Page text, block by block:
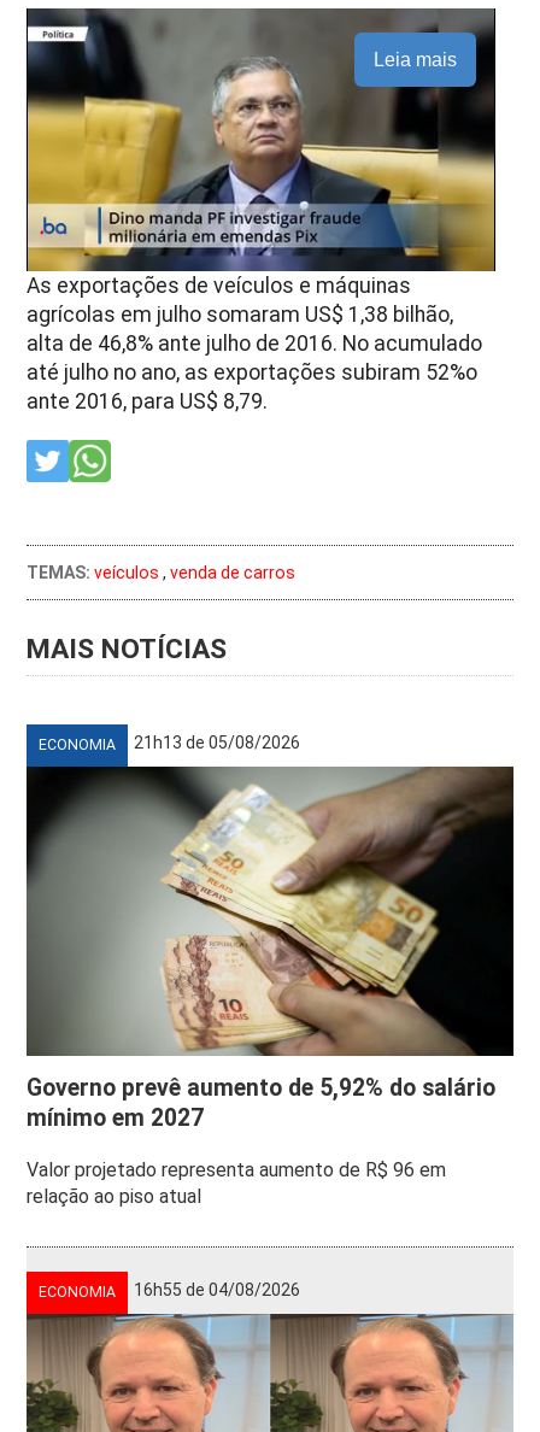
Leia mais
As exportações de veículos e máquinas
agrícolas em julho somaram US$ 1,38 bilhão,
alta de 46,8% ante julho de 2016. No acumulado
até julho no ano, as exportações subiram 52%o
ante 2016, para US$ 8,79.
TEMAS: veículos ,venda de carros
MAIS NOTÍCIAS
ECONOMIA 21h13 de 05/08/2026
Governo prevê aumento de 5,92% do salário
mínimo em 2027
Valor projetado representa aumento de R$ 96 em
relação ao piso atual
ECONOMIA 16h55 de 04/08/2026